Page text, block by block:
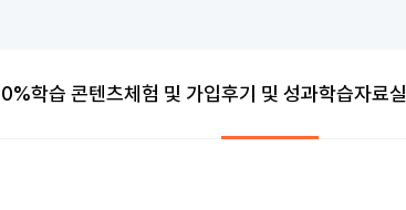
학습 콘텐츠체험 및 가입후기 및 성과학습자료실